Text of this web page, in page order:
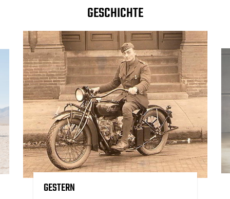
GESCHICHTE
GESTERN